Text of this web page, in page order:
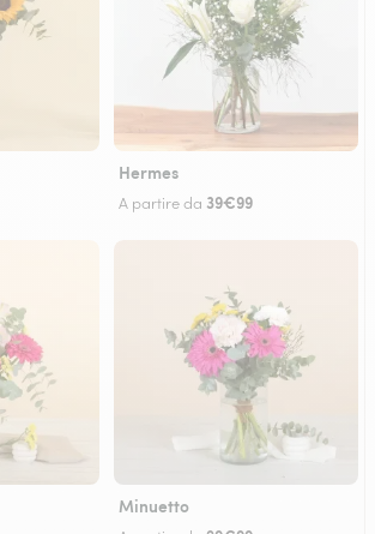
Hermes
A partire da 39€99
Minuetto